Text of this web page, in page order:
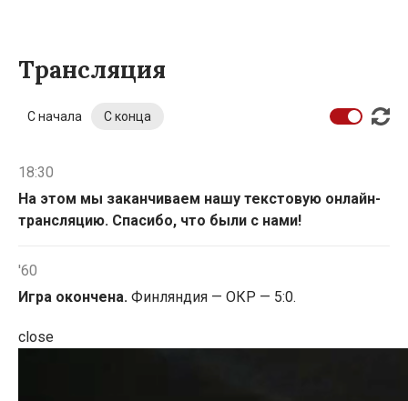
Трансляция
С начала С конца
18:30
На этом мы заканчиваем нашу текстовую онлайн-
трансляцию. Спасибо, что были с нами!
'60
Игра окончена. Финляндия — ОКР — 5:0.
close